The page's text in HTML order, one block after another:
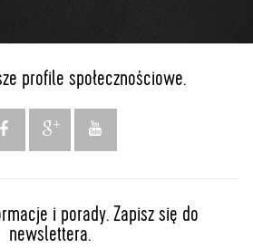
profile społecznościowe.
i porady. Zapisz się do
newslettera.